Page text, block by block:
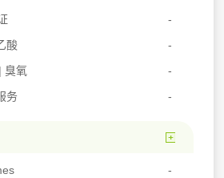
酸
臭氧
务